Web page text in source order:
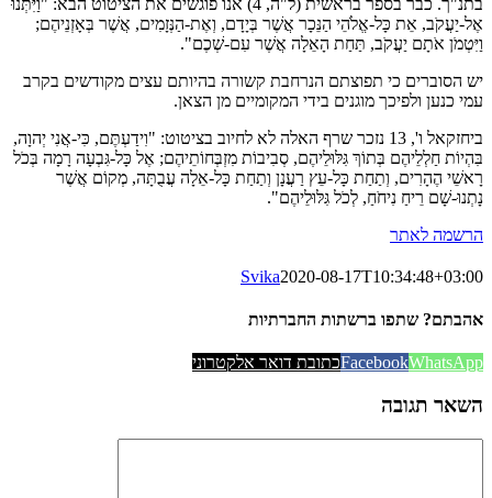
אֶל-יַעֲקֹב, אֵת כָּל-אֱלֹהֵי הַנֵּכָר אֲשֶׁר בְּיָדָם, וְאֶת-הַנְּזָמִים, אֲשֶׁר בְּאָזְנֵיהֶם;
וַיִּטְמֹן אֹתָם יַעֲקֹב, תַּחַת הָאֵלָה אֲשֶׁר עִם-שְׁכֶם".
יש הסוברים כי תפוצתם הנרחבת קשורה בהיותם עצים מקודשים בקרב
עמי כנען ולפיכך מוגנים בידי המקומיים מן הצאן.
ביחזקאל ו', 13 נזכר שרף האלה לא לחיוב בציטוט: "וִידַעְתֶּם, כִּי-אֲנִי יְהוָה,
בִּהְיוֹת חַלְלֵיהֶם בְּתוֹךְ גִּלּוּלֵיהֶם, סְבִיבוֹת מִזְבְּחוֹתֵיהֶם; אֶל כָּל-גִּבְעָה רָמָה בְּכֹל
רָאשֵׁי הֶהָרִים, וְתַחַת כָּל-עֵץ רַעֲנָן וְתַחַת כָּל-אֵלָה עֲבֻתָּה, מְקוֹם אֲשֶׁר
נָתְנוּ-שָׁם רֵיחַ נִיחֹחַ, לְכֹל גִּלּוּלֵיהֶם".
הרשמה לאתר
Svika2020-08-17T10:34:48+03:00
אהבתם? שתפו ברשתות החברתיות
FacebookWhatsApp כתובת דואר אלקטרוני
השאר תגובה